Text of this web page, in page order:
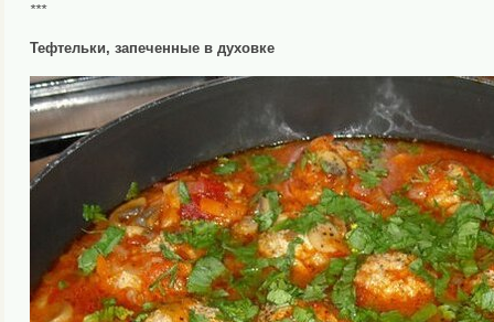
***
Тефтельки, запеченные в духовке